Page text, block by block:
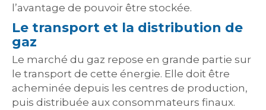
l’avantage de pouvoir être stockée.
Le transport et la distribution de
gaz
Le marché du gaz repose en grande partie sur
le transport de cette énergie. Elle doit être
acheminée depuis les centres de production,
puis distribuée aux consommateurs finaux.